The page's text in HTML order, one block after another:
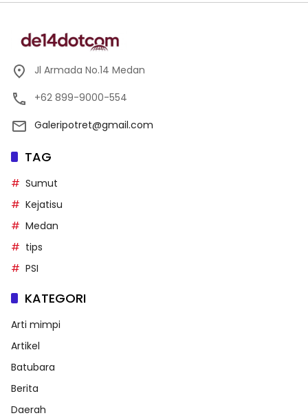
Jl Armada No.14 Medan
+62 899-9000-554
Galeripotret@gmail.com
TAG
Sumut
Kejatisu
Medan
tips
PSI
KATEGORI
Arti mimpi
Artikel
Batubara
Berita
Daerah